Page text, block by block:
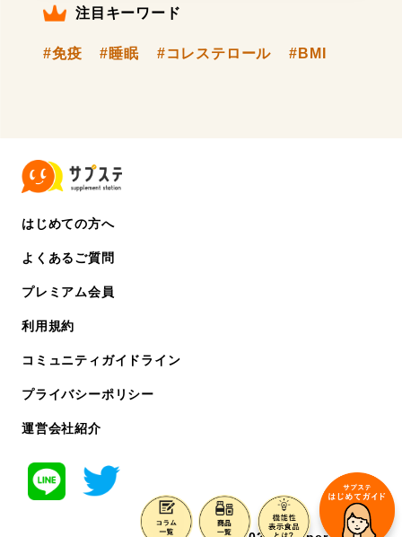
注目キーワード
#免疫 #睡眠 #コレステロール #BMI
はじめての方へ
よくあるご質問
プレミアム会員
利用規約
コミュニティガイドライン
プライバシーポリシー
運営会社紹介